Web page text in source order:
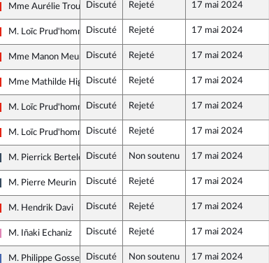
La France insoumise - Nouvelle Union Populaire écologique et sociale
Mme Aurélie TrouvéDiscuté Rejeté 17 mai 2024
La France insoumise - Nouvelle Union Populaire écologique et sociale
M. Loïc Prud'hommeDiscuté Rejeté 17 mai 2024
La France insoumise - Nouvelle Union Populaire écologique et sociale
Mme Manon MeunierDiscuté Rejeté 17 mai 2024
La France insoumise - Nouvelle Union Populaire écologique et sociale
Mme Mathilde HignetDiscuté Rejeté 17 mai 2024
La France insoumise - Nouvelle Union Populaire écologique et sociale
M. Loïc Prud'hommeDiscuté Rejeté 17 mai 2024
La France insoumise - Nouvelle Union Populaire écologique et sociale
M. Loïc Prud'hommeDiscuté Rejeté 17 mai 2024
Rassemblement National
M. Pierrick BertelootDiscuté Non soutenu 17 mai 2024
Rassemblement National
M. Pierre Meurin Discuté Rejeté 17 mai 2024
La France insoumise - Nouvelle Union Populaire écologique et sociale
M. Hendrik Davi Discuté Rejeté 17 mai 2024
Socialistes et apparentés
M. Iñaki Echaniz Discuté Rejeté 17 mai 2024
M. Philippe GosselinDiscuté Non soutenu 17 mai 2024